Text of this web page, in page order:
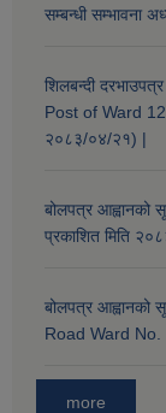
सम्बन्धी सम्भावना
शिलबन्दी
Post of Ward
२०८३/०४/२१) |
बोलपत्र
प्रकाशित मिति
बोलपत्र
Road Ward No.
more